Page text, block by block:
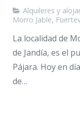
Alquileres y
Morro Jable,
La localidad de
de Jandía, es el
Pájara. Hoy en
de…